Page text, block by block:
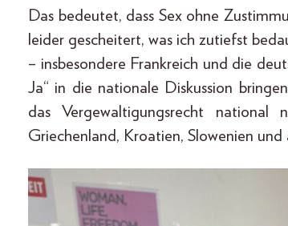
Das bedeutet, dass Sex ohne
leider gescheitert, was ich zutiefst
– insbesondere Frankreich und die
Ja“ in die nationale Diskussion
das Vergewaltigungsrecht
Griechenland, Kroatien, Slowenien